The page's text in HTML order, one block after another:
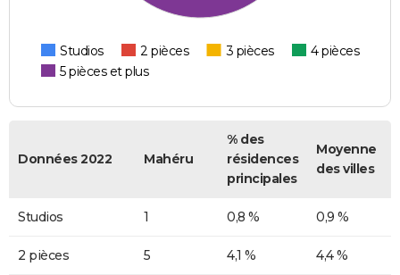
Studios 2 pièces 3 pièces
4 pièces
5 pièces et plus
Données 2022 Mahéru
% des
résidences
principales
Moyenne
des villes
Studios 1 0,8 % 0,9 %
2 pièces 5 4,1 % 4,4 %